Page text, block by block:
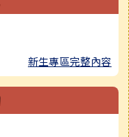
新生專區完整內容